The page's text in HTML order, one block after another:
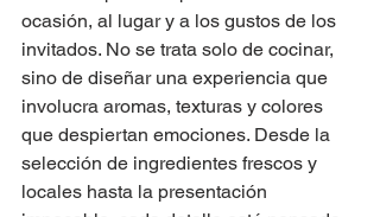
ocasión, al lugar y a los gustos de los
invitados. No se trata solo de cocinar,
sino de diseñar una experiencia que
involucra aromas, texturas y colores
que despiertan emociones. Desde la
selección de ingredientes frescos y
locales hasta la presentación